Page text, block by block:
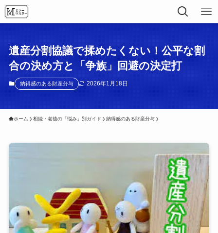
遺産分割協議で揉めたくない！公平な割
合の決め方と「争族」回避の決定打
納得感のある財産分与 2026年1月18日
ホーム 相続・老後の「悩み」別ガイド 納得感のある財産分与